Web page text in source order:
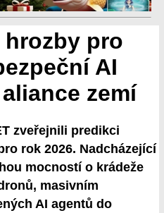
pro
AI
zemí
zveřejnili predikci
rok 2026. Nadcházející
mocností o krádeže
masivním
AI agentů do